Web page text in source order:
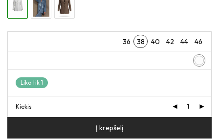
36 38 40 42 44 46
Liko tik 1
Kiekis
Į krepšelį